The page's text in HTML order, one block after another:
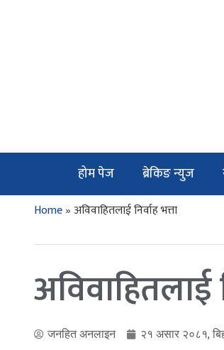
होम पेज ब्रेकिङ न्युज
Home»अविवाहितलाई निर्वाह भत्ता
अविवाहितलाई
जनहित अनलाइन २१ असार २०८१,